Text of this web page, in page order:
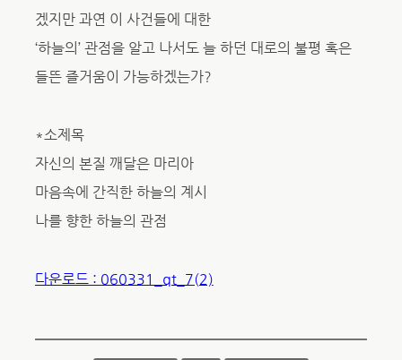
겠지만 과연 이 사건들에 대한
‘하늘의’ 관점을 알고 나서도 늘 하던 대로의 불평 혹은
들뜬 즐거움이 가능하겠는가?
*소제목
자신의 본질 깨달은 마리아
마음속에 간직한 하늘의 계시
나를 향한 하늘의 관점
다운로드 : 060331_qt_7(2)